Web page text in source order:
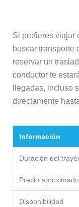
Si prefieres viajar
buscar transporte
reservar un
conductor te
llegadas, incluso
directamente
Información
Duración del
Precio aproximado
Disponibilidad